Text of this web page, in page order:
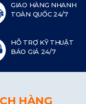
GIAO HÀNG NHANH
TOÀN QUỐC 24/7
HỖ TRỢ KỸ THUẬT
BÁO GIÁ 24/7
HÀNG